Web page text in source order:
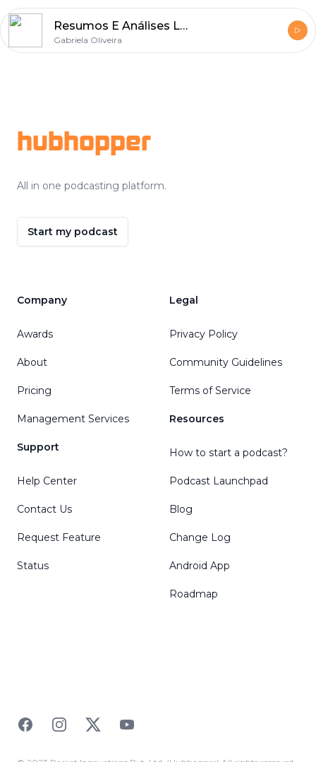
Resumos E Análises Literárias
Gabriela Oliveira
hubhopper
All in one podcasting platform.
Start my podcast
Company
Awards
About
Pricing
Management Services
Support
Help Center
Contact Us
Request Feature
Status
Legal
Privacy Policy
Community Guidelines
Terms of Service
Resources
How to start a podcast?
Podcast Launchpad
Blog
Change Log
Android App
Roadmap
FacebookInstagramTwitterYouTube